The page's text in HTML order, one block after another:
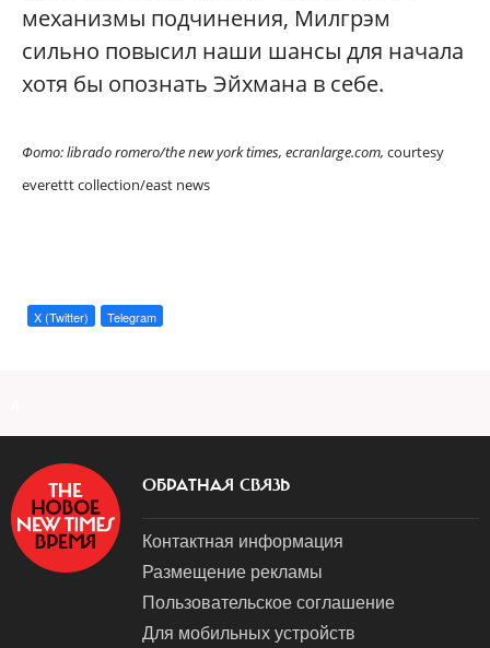
механизмы подчинения, Милгрэм
сильно повысил наши шансы для начала
хотя бы опознать Эйхмана в себе.
Фото: librado romero/the new york times, ecranlarge.com, courtesy
everettt collection/east news
X (Twitter) Telegram
ОБРАТНАЯ СВЯЗЬ
Контактная информация
Размещение рекламы
Пользовательское соглашение
Для мобильных устройств